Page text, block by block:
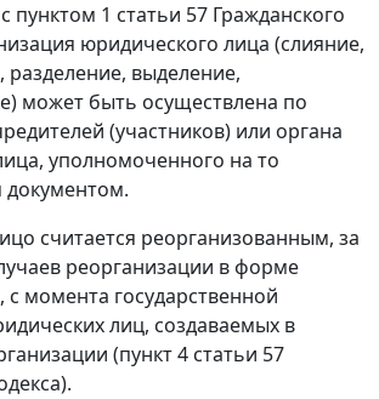
пунктом 1 статьи 57 Гражданского
юридического лица (слияние,
разделение, выделение,
может быть осуществлена по
(участников) или органа
уполномоченного на то
считается реорганизованным, за
реорганизации в форме
момента государственной
лиц, создаваемых в
(пункт 4 статьи 57